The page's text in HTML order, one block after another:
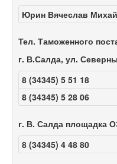
Юрин Вячеслав
Тел. Таможенного
г. В.Салда, ул.
8 (34345) 5 51 18
8 (34345) 5 28 06
г. В. Салда площадка
8 (34345) 4 48 80